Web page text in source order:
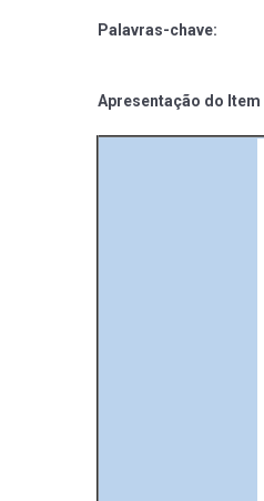
Palavras-chave:
Apresentação do Item